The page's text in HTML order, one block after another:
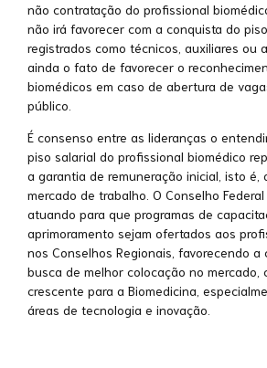
não contratação do profissional
não irá favorecer com a conquista do
registrados como técnicos, auxiliares ou
ainda o fato de favorecer o
biomédicos em caso de abertura de
público.
É consenso entre as lideranças o
piso salarial do profissional biomédico
a garantia de remuneração inicial, isto é,
mercado de trabalho. O Conselho
atuando para que programas de
aprimoramento sejam ofertados aos
nos Conselhos Regionais, favorecendo
busca de melhor colocação no mercado,
crescente para a Biomedicina,
áreas de tecnologia e inovação.